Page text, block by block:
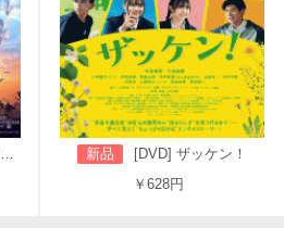
新品
[DVD] ザッケン！
￥628円